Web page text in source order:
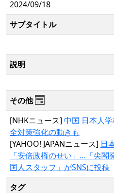
2024/09/18
サブタイトル
説明
その他
[NHKニュース] 中国 日本人
全対策強化の動きも
[YAHOO! JAPANニュース] 日
「安倍政権のせい」…「尖閣
国人スタッフ」がSNSに投稿
タグ